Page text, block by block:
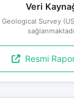
Veri
Survey
Resmi